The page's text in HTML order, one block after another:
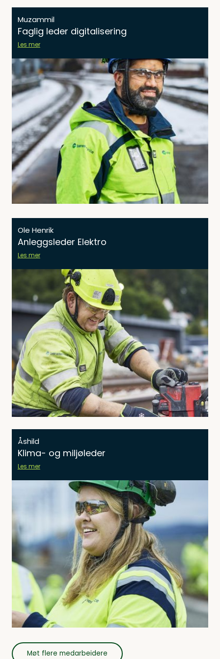
Muzammil
Faglig leder digitalisering
Les mer
Ole Henrik
Anleggsleder Elektro
Les mer
Åshild
Klima- og miljøleder
Les mer
Møt flere medarbeidere